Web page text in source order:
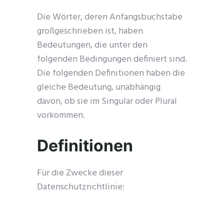
Die Wörter, deren Anfangsbuchstabe
großgeschrieben ist, haben
Bedeutungen, die unter den
folgenden Bedingungen definiert sind.
Die folgenden Definitionen haben die
gleiche Bedeutung, unabhängig
davon, ob sie im Singular oder Plural
vorkommen.
Definitionen
Für die Zwecke dieser
Datenschutzrichtlinie: